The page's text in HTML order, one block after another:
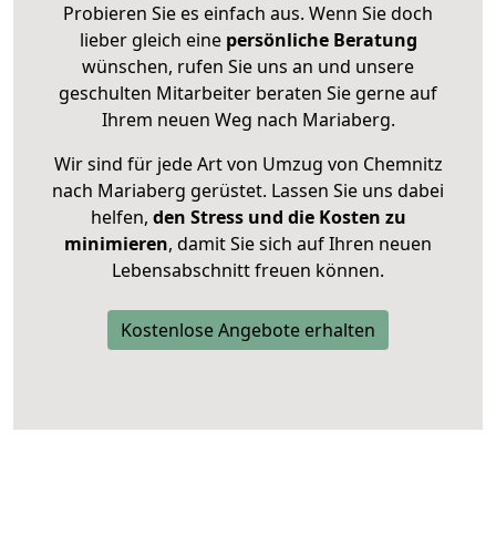
Probieren Sie es einfach aus. Wenn Sie doch
lieber gleich eine persönliche Beratung
wünschen, rufen Sie uns an und unsere
geschulten Mitarbeiter beraten Sie gerne auf
Ihrem neuen Weg nach Mariaberg.
Wir sind für jede Art von Umzug von Chemnitz
nach Mariaberg gerüstet. Lassen Sie uns dabei
helfen, den Stress und die Kosten zu
minimieren, damit Sie sich auf Ihren neuen
Lebensabschnitt freuen können.
Kostenlose Angebote erhalten